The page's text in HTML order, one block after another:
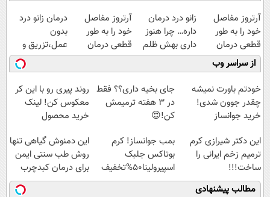
آرتروز مفاصل
خود را به طور
قطعی درمان
کنید!
◂پرسش‌نامه▸
زانو درد درمان
داره… چرا هنوز
داری بهش ظلم
می‌کنی؟
آرتروز مفاصل
خود را به طور
قطعی درمان
کنید!
◗پرسش‌نامه◖
درمان زانو درد
بدون
عمل،تزریق و
دارو
(◂پرسش‌نامه)
از سراسر وب
خودتم باورت نمیشه
چقدر جوون شدی!
خرید جوانساز
ویژه
جای بخیه داری؟؟ فقط
در 3 هفته ترمیمش
کن!😍
روند پیری رو با این کر
معکوس کن! لینک
خرید محصول
این دکتر شیرازی کرم
ترمیم زخم ایرانی را
ساخت!!!
بمب جوانساز! کرم
بوتاکس جلبک
اسپیرولینا50%تخفیف
این دمنوش گیاهی تنها
روش طب سنتی ایمن
برای درمان کبدچرب
مطالب پیشنهادی